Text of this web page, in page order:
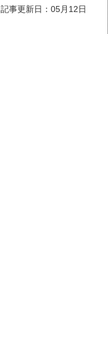
記事更新日：05月12日